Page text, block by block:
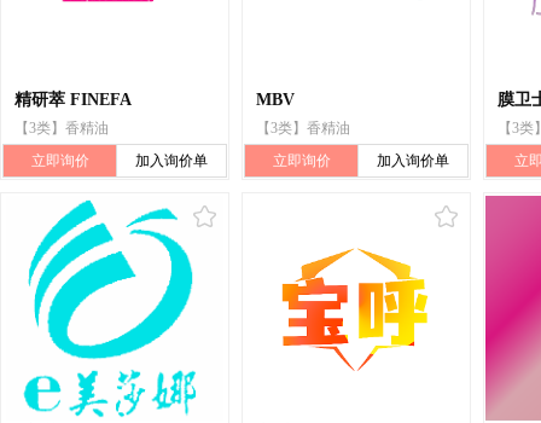
精研萃 FINEFA
【3类】香精油
立即询价
加入询价单
MBV
【3类】香精油
立即询价
加入询价单
膜卫
【3
立